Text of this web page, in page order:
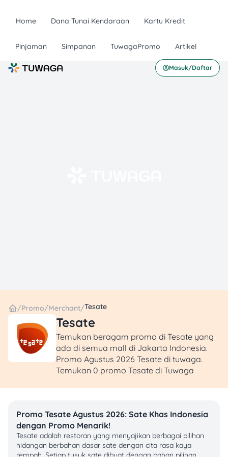
Home Dana Tunai Kendaraan Kartu Kredit
Pinjaman Simpanan TuwagaPromo Artikel
Masuk/Daftar
/Promo/Merchant/Tesate
Tesate
Temukan beragam promo di Tesate yang
ada di semua mall di Jakarta Indonesia.
Promo Agustus 2026 Tesate di tuwaga.
Temukan 0 promo Tesate di Tuwaga
Promo Tesate Agustus 2026: Sate Khas Indonesia
dengan Promo Menarik!
Tesate adalah restoran yang menyajikan berbagai pilihan
hidangan berbahan dasar sate dengan cita rasa kaya
rempah. Setiap tusuk sate dibuat dengan bahan pilihan